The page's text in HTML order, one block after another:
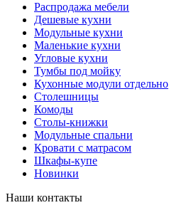
Распродажа мебели
Дешевые кухни
Модульные кухни
Маленькие кухни
Угловые кухни
Тумбы под мойку
Кухонные модули отдельно
Столешницы
Комоды
Столы-книжки
Модульные спальни
Кровати с матрасом
Шкафы-купе
Новинки
Наши контакты